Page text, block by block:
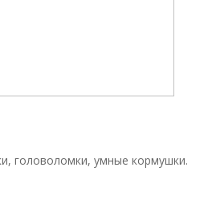
головоломки, умные кормушки.